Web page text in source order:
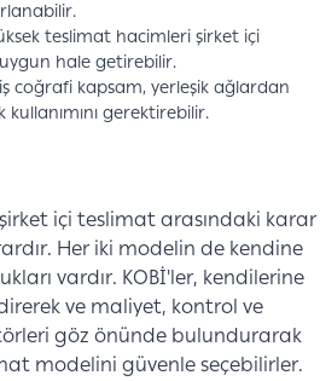
teslimat hacimleri şirket içi
hale getirebilir.
coğrafi kapsam, yerleşik ağlardan
gerektirebilir.
şirket içi teslimat arasındaki karar
Her iki modelin de kendine
vardır. KOBİ'ler, kendilerine
ve maliyet, kontrol ve
göz önünde bulundurarak
modelini güvenle seçebilirler.